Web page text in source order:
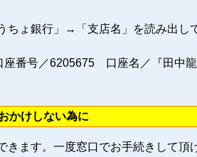
ちょ銀行」→「支店名」を読み出し
番号／6205675 口座名／『田中
かけしない為に
きます。一度窓口でお手続きして頂